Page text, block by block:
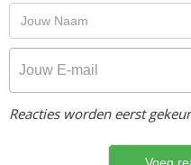
Reacties worden eerst